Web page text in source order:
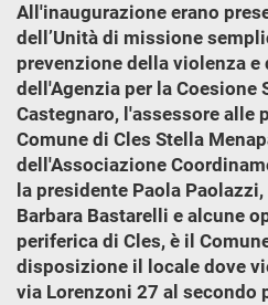
All'inaugurazione erano
dell’Unità di missione
prevenzione della violenza
dell'Agenzia per la Coesione
Castegnaro, l'assessore alle
Comune di Cles Stella
dell'Associazione
la presidente Paola
Barbara Bastarelli e alcune
periferica di Cles, è il
disposizione il locale dove
via Lorenzoni 27 al secondo